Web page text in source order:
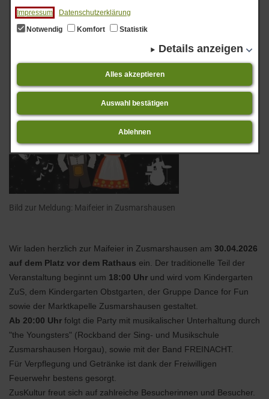
Impressum
Datenschutzerklärung
Notwendig
Komfort Statistik
Details anzeigen
Alles akzeptieren
Auswahl bestätigen
Ablehnen
Bild zur Meldung: Maifeier in Zusmarshausen
Wir laden herzlich zur Maifeier in Zusmarshausen am 30.04.2026
auf dem Platz vor dem Rathaus ein. Der traditionelle Teil der
Veranstaltung beginnt um 18:00 Uhr und wird vom Kindergarten
ZuS, dem Kindergarten Obstgarten, der Gruppe Dance for Fun
sowie der Marktkapelle Zusmarshausen gestaltet.
Ab 20:00 Uhr folgt die Party mit musikalischer Unterhaltung durch
"the Youngsters" (Rockband der Sing- und Musikschule
Zusmarshausen Horgau), sowie mit der Band FREINACHT.
Für Verpflegung und Getränke ist dank der Freiwilligen
Feuerwehr bestens gesorgt.
ZusKultur freut sich auf zahlreiche Besucherinnen und Besucher.